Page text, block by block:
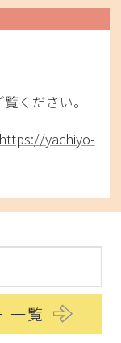
ください。
yachiyo-
一覧